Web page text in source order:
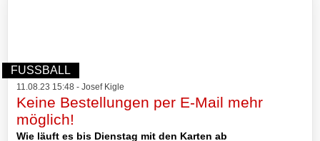
I-
Mannschaft
II-
Mannschaft
FUSSBALL
11.08.23 15:48 - Josef Kigle
Keine Bestellungen per E-Mail mehr
möglich!
Wie läuft es bis Dienstag mit den Karten ab